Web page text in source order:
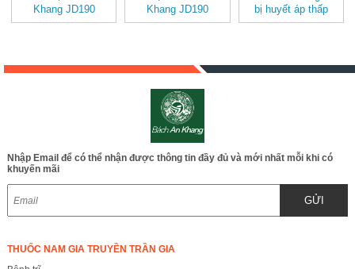
Khang JD190
duongquy v2
Khang JD190
duongquy
bị huyết áp thấp
JD190 duongquy
Nhập Email để có thể nhận được thông tin đầy đủ và mới nhất mỗi khi có
khuyến mãi
GỬI
THUỐC NAM GIA TRUYỀN TRẦN GIA